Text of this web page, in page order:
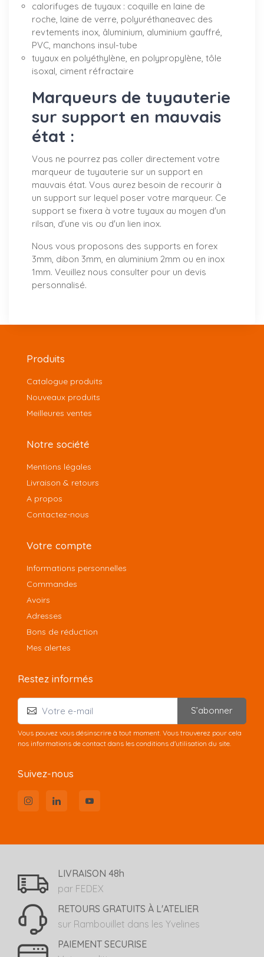
calorifuges de tuyaux : coquille en laine de
roche, laine de verre, polyuréthaneavec des
revtements inox, âluminium, aluminium gauffré,
PVC, manchons insul-tube
tuyaux en polyéthylène, en polypropylène, tôle
isoxal, ciment réfractaire
Marqueurs de tuyauterie
sur support en mauvais
état :
Vous ne pourrez pas coller directement votre
marqueur de tuyauterie sur un support en
mauvais état. Vous aurez besoin de recourir à
un support sur lequel poser votre marqueur. Ce
support se fixera à votre tuyaux au moyen d'un
rilsan, d'une vis ou d'un lien inox.
Nous vous proposons des supports en forex
3mm, dibon 3mm, en aluminium 2mm ou en inox
1mm. Veuillez nous consulter pour un devis
personnalisé.
Produits
Catalogue produits
Nouveaux produits
Meilleures ventes
Notre société
Mentions légales
Livraison & retours
A propos
Contactez-nous
Votre compte
Informations personnelles
Commandes
Avoirs
Adresses
Bons de réduction
Mes alertes
Restez informés
S’abonner
Vous pouvez vous désinscrire à tout moment. Vous trouverez pour cela
nos informations de contact dans les conditions d'utilisation du site.
Suivez-nous
LIVRAISON 48h
par FEDEX
RETOURS GRATUITS À L'ATELIER
sur Rambouillet dans les Yvelines
PAIEMENT SECURISE